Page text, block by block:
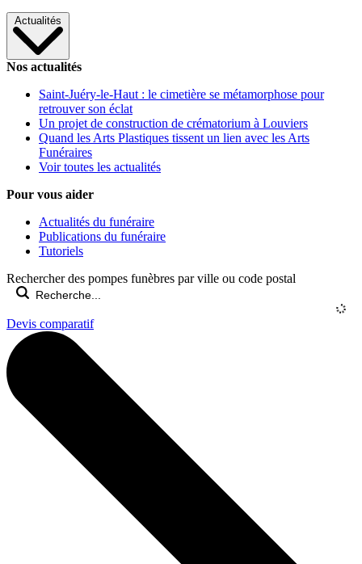
Actualités
Nos actualités
Saint-Juéry-le-Haut : le cimetière se métamorphose pour
retrouver son éclat
Un projet de construction de crématorium à Louviers
Quand les Arts Plastiques tissent un lien avec les Arts
Funéraires
Voir toutes les actualités
Pour vous aider
Actualités du funéraire
Publications du funéraire
Tutoriels
Rechercher des pompes funèbres par ville ou code postal
Devis comparatif